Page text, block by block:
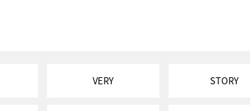
VERY STORY